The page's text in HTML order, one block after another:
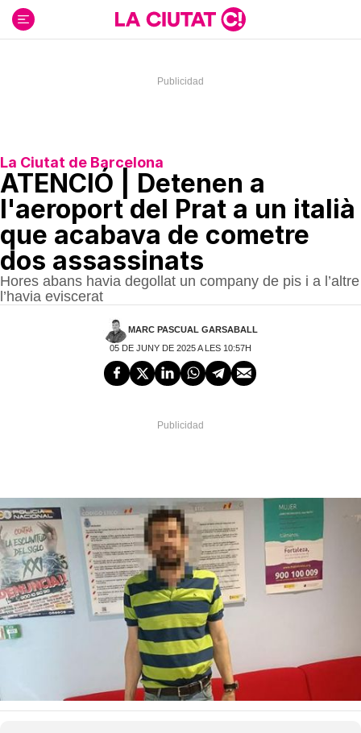
contenido
La Ciutat de Barcelona
ATENCIÓ | Detenen a
l'aeroport del Prat a un italià
que acabava de cometre
dos assassinats
Hores abans havia degollat un company de pis i a l’altre
l’havia eviscerat
MARC PASCUAL GARSABALL
05 DE JUNY DE 2025 A LES 10:57H